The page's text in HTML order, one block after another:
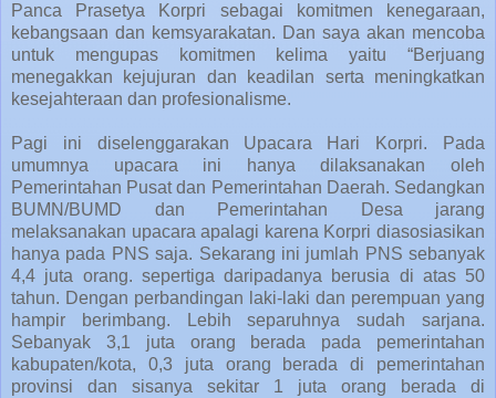
Panca Prasetya Korpri sebagai komitmen kenegaraan,
kebangsaan dan kemsyarakatan. Dan saya akan mencoba
untuk mengupas komitmen kelima yaitu “Berjuang
menegakkan kejujuran dan keadilan serta meningkatkan
kesejahteraan dan profesionalisme.
Pagi ini diselenggarakan Upacara Hari Korpri. Pada
umumnya upacara ini hanya dilaksanakan oleh
Pemerintahan Pusat dan Pemerintahan Daerah. Sedangkan
BUMN/BUMD dan Pemerintahan Desa jarang
melaksanakan upacara apalagi karena Korpri diasosiasikan
hanya pada PNS saja. Sekarang ini jumlah PNS sebanyak
4,4 juta orang. sepertiga daripadanya berusia di atas 50
tahun. Dengan perbandingan laki-laki dan perempuan yang
hampir berimbang. Lebih separuhnya sudah sarjana.
Sebanyak 3,1 juta orang berada pada pemerintahan
kabupaten/kota, 0,3 juta orang berada di pemerintahan
provinsi dan sisanya sekitar 1 juta orang berada di